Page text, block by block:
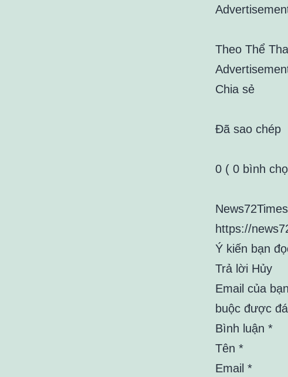
Theo Thể
Chia sẻ
Đã sao chép
0 ( 0 bình
News72Times
https://
Ý kiến bạn
Trả lời Hủy
Email của
buộc được
Bình luận *
Tên *
Email *